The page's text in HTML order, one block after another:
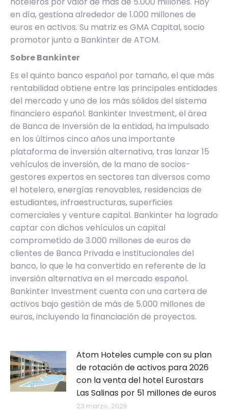
en día, gestiona alrededor de 1.000 millones de
euros en activos. Su matriz es GMA Capital, socio
promotor junto a Bankinter de ATOM.
Sobre Bankinter
Es el quinto banco español por tamaño, el que más
rentabilidad obtiene entre las principales entidades
del mercado y uno de los más sólidos del sistema
financiero español. Bankinter Investment, el área
de Banca de Inversión de la entidad, ha impulsado
en los últimos cinco años una importante
plataforma de inversión alternativa, tras lanzar 15
vehículos de inversión, de la mano de socios-
gestores expertos en sectores tan diversos como
el hotelero, energías renovables, residencias de
estudiantes, infraestructuras, superficies
comerciales y venture capital. Bankinter ha logrado
captar con dichos vehículos un capital
comprometido de 3.000 millones de euros de
clientes de Banca Privada e institucionales del
banco, lo que le ha convertido en referente de la
inversión alternativa en el mercado español.
Bankinter Investment cuenta con una cartera de
activos bajo gestión de más de 5.000 millones de
euros, incluyendo la financiación de proyectos.
Atom Hoteles cumple con su plan
de rotación de activos para 2026
con la venta del hotel Eurostars
Las Salinas por 51 millones de euros
23 marzo, 2026